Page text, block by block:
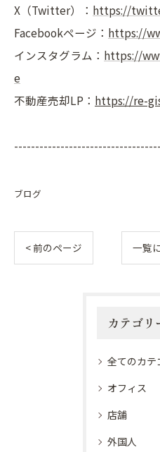
X（Twitter）： https://
Facebookページ： https://
インスタグラム： https://
e
不動産売却LP： https://re-
ブログ
< 前のページ 一覧
カテゴリ
全てのカテ
オフィス
店舗
外国人